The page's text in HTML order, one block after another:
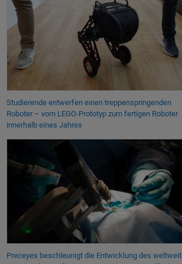
Studierende entwerfen einen treppenspringenden
Roboter – vom LEGO-Prototyp zum fertigen Roboter
innerhalb eines Jahres
Preceyes beschleunigt die Entwicklung des weltweit